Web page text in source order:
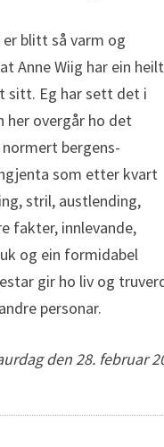
blitt så varm og
Anne Wiig har ein heilt
sitt. Eg har sett det i
her overgår ho det
bergens-
som etter kvart
stril, austlending,
fakter, innlevande,
og ein formidabel
gir ho liv og
personar.
den 28. februar